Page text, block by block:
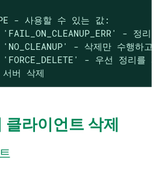
- 사용할 수 있는 값:
- 정리 오
- 삭제만 수행하고
- 우선 정리를 시
버 삭제
클라이언트 삭제